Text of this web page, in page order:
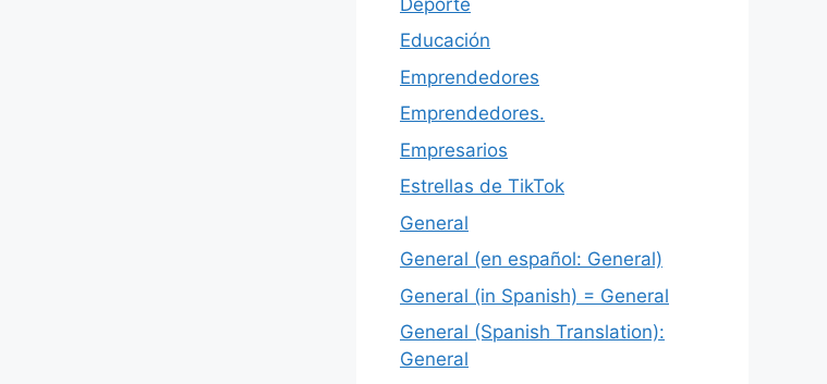
Educación
Emprendedores
Emprendedores.
Empresarios
Estrellas de TikTok
General
General (en español: General)
General (in Spanish) = General
General (Spanish Translation):
General